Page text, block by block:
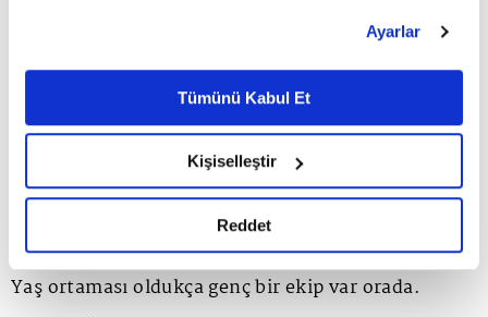
belirleyebilirsiniz. Çerezlere ilişkin detaylı bilgi için
Ayarlar butonuna tıklayabilir,Çerez Bilgilendirme
Metnimizi ziyaret edebilirsiniz.
6698 sayılı Kişisel Verilerin Korunması Kanunu uyarınca
okumak ve sitemizi ziyaretiniz kapsamında
gerçekleştirilen veri işleme faaliyetleri ile ilgili daha
detaylı bilgi almak için lütfentıklayınız.
Ayarlar
Tümünü Kabul Et
Kişiselleştir
Reddet
Evet, TikTok büyüyen bir mecra ve markaların bu
platformda varolması adına gözardı
edemeyecekleri kadar önemli bir yer. Tiktok
üzerine uzmanlaşmış bir yapı kurduk; Kaboom.
Markalarımıza özel, mecra için içerik üretiyorlar.
Yaş ortaması oldukça genç bir ekip var orada.